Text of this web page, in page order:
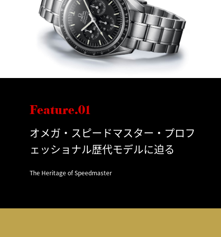
Feature.01
オメガ・スピードマスター・プロフ
ェッショナル歴代モデルに迫る
The Heritage of Speedmaster